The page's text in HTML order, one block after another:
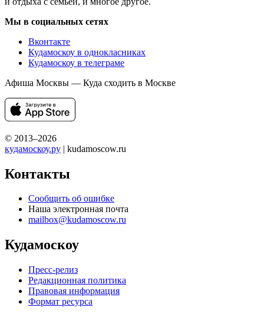
Мы в социальных сетях
Вконтакте
Кудамоскоу в однокласниках
Кудамоскоу в телеграме
Афиша Москвы — Куда сходить в Москве
© 2013–2026
кудамоскоу.ру | kudamoscow.ru
Контакты
Сообщить об ошибке
Наша электронная почта
mailbox@kudamoscow.ru
Кудамоскоу
Пресс-релиз
Редакционная политика
Правовая информация
Формат ресурса